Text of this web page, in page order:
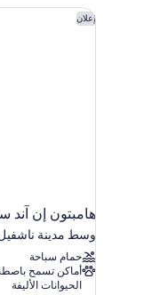
إعلان
هامبتون إن آند
وسط مدينة
حمام سباحة
أماكن تسمح
الحيوانات الأليفة
هامبتون إن آند